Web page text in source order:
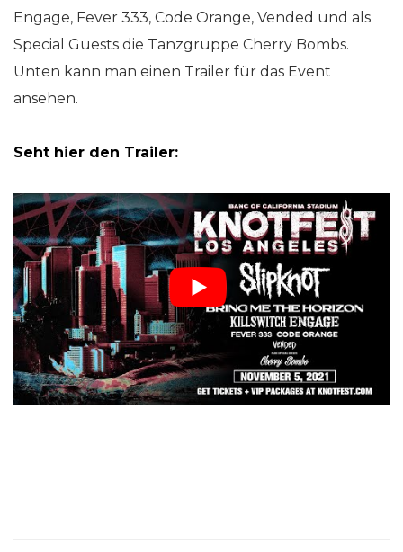
Engage, Fever 333, Code Orange, Vended und als
Special Guests die Tanzgruppe Cherry Bombs.
Unten kann man einen Trailer für das Event
ansehen.
Seht hier den Trailer: